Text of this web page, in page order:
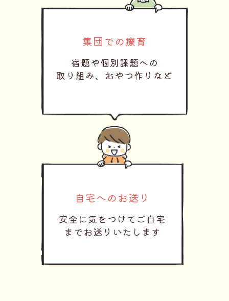
集団での療育
宿題や個別課題への
取り組み、おやつ作りなど
自宅へのお送り
安全に気をつけてご自宅
までお送りいたします